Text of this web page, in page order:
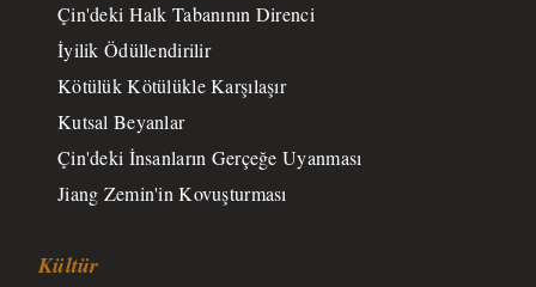
Çin'deki Halk Tabanının Direnci
İyilik Ödüllendirilir
Kötülük Kötülükle Karşılaşır
Kutsal Beyanlar
Çin'deki İnsanların Gerçeğe Uyanması
Jiang Zemin'in Kovuşturması
Kültür